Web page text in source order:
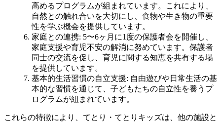
高めるプログラムが組まれています。これにより、
自然との触れ合いを大切にし、食物や生き物の重要
性を学ぶ機会を提供しています。
家庭との連携: 5〜6ヶ月に1度の保護者会を開催し、
家庭支援や育児不安の解消に努めています。保護者
同士の交流を促し、育児に関する知恵を共有する場
を提供しています。
基本的生活習慣の自立支援: 自由遊びや日常生活の基
本的な習慣を通じて、子どもたちの自立性を養うプ
ログラムが組まれています。
これらの特徴により、てとり・てとりキッズは、他の施設と